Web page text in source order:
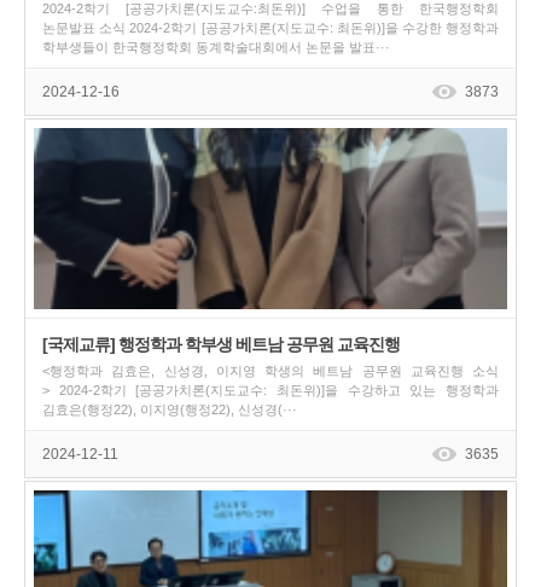
2024-2학기 [공공가치론(지도교수:최돈위)] 수업을 통한 한국행정학회
논문발표 소식 2024-2학기 [공공가치론(지도교수: 최돈위)]을 수강한 행정학과
학부생들이 한국행정학회 동계학술대회에서 논문을 발표···
2024-12-16 3873
[국제교류] 행정학과 학부생 베트남 공무원 교육진행
<행정학과 김효은, 신성경, 이지영 학생의 베트남 공무원 교육진행 소식
> 2024-2학기 [공공가치론(지도교수: 최돈위)]을 수강하고 있는 행정학과
김효은(행정22), 이지영(행정22), 신성경(···
2024-12-11 3635